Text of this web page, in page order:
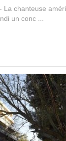
La chanteuse
un conc ...